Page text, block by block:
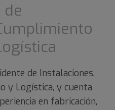
de Instalaciones,
y Logística, y cuenta
en fabricación,